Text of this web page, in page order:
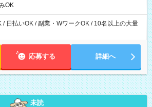
OK
/ 日払いOK / 副業・WワークOK / 10名以上の大量
応募する 詳細へ
未読